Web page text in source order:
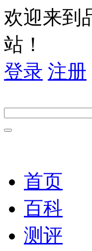
欢迎来到
站！
登录 注册
首页
百科
测评